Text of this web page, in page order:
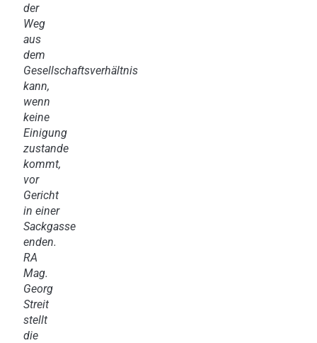
der
Weg
aus
dem
Gesellschaftsverhältnis
kann,
wenn
keine
Einigung
zustande
kommt,
vor
Gericht
in einer
Sackgasse
enden.
RA
Mag.
Georg
Streit
stellt
die